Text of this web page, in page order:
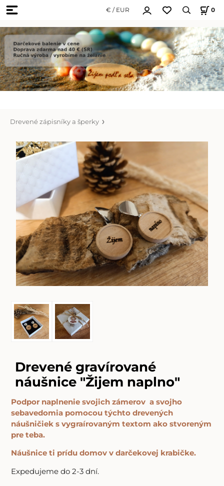
€ / EUR 0
Drevené zápisníky a šperky
Drevené gravírované
náušnice "Žijem naplno"
Podpor naplnenie svojich zámerov a svojho
sebavedomia pomocou týchto drevených
náušničiek s vygraírovaným textom ako stvoreným
pre teba.
Náušnice ti prídu domov v darčekovej krabičke.
Expedujeme do 2-3 dní.